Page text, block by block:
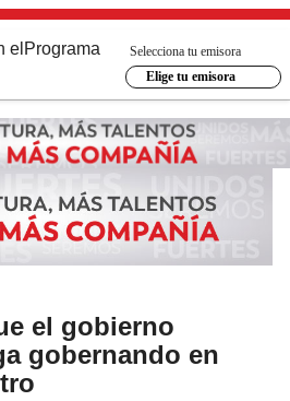
el Programa
Selecciona tu emisora
Elige tu emisora
el gobierno
gobernando en